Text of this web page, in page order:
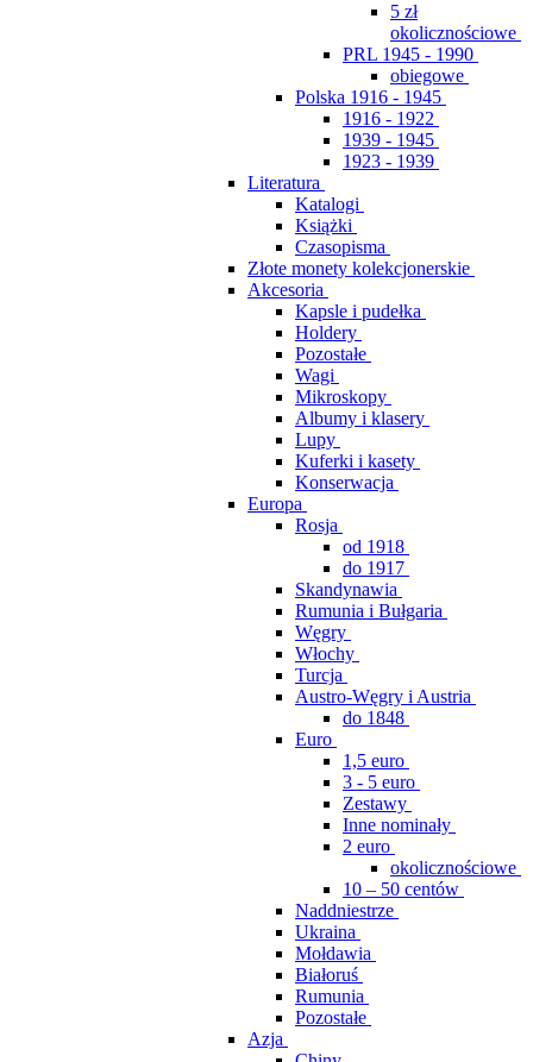
5 zł
okolicznościowe
PRL 1945 - 1990
obiegowe
Polska 1916 - 1945
1916 - 1922
1939 - 1945
1923 - 1939
Literatura
Katalogi
Książki
Czasopisma
Złote monety kolekcjonerskie
Akcesoria
Kapsle i pudełka
Holdery
Pozostałe
Wagi
Mikroskopy
Albumy i klasery
Lupy
Kuferki i kasety
Konserwacja
Europa
Rosja
od 1918
do 1917
Skandynawia
Rumunia i Bułgaria
Węgry
Włochy
Turcja
Austro-Węgry i Austria
do 1848
Euro
1,5 euro
3 - 5 euro
Zestawy
Inne nominały
2 euro
okolicznościowe
10 – 50 centów
Naddniestrze
Ukraina
Mołdawia
Białoruś
Rumunia
Pozostałe
Azja